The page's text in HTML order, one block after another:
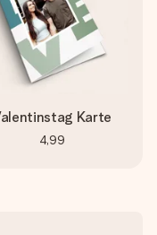
Karte
4,99